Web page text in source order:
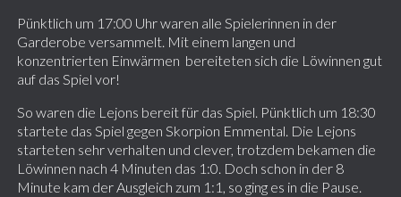
Pünktlich um 17:00 Uhr waren alle Spielerinnen in der
Garderobe versammelt. Mit einem langen und
konzentrierten Einwärmen bereiteten sich die Löwinnen gut
auf das Spiel vor!
So waren die Lejons bereit für das Spiel. Pünktlich um 18:30
startete das Spiel gegen Skorpion Emmental. Die Lejons
starteten sehr verhalten und clever, trotzdem bekamen die
Löwinnen nach 4 Minuten das 1:0. Doch schon in der 8
Minute kam der Ausgleich zum 1:1, so ging es in die Pause.